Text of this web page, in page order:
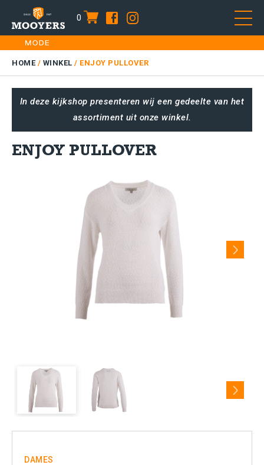
0 item
Skip
to
content
HOME
DAMES
KIDS
PLUS SIZE
HOME/ WINKEL / ENJOY PULLOVER
In deze kijkshop presenteren wij een gedeelte van het
assortiment uit onze winkel.
ENJOY PULLOVER
Next
Next
DAMES